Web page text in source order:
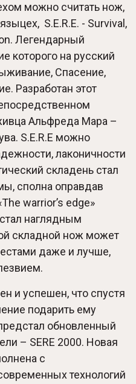
можно считать нож,
S.E.R.E. - Survival,
Легендарный
которого на русский
Спасение,
Разработан этот
Альфреда Мара –
S.E.R.E можно
лаконичности
складень стал
сполна оправдав
warrior’s edge»
наглядным
складной нож может
даже и лучше,
и успешен, что спустя
подарить ему
обновленный
– SERE 2000. Новая
с
технологий